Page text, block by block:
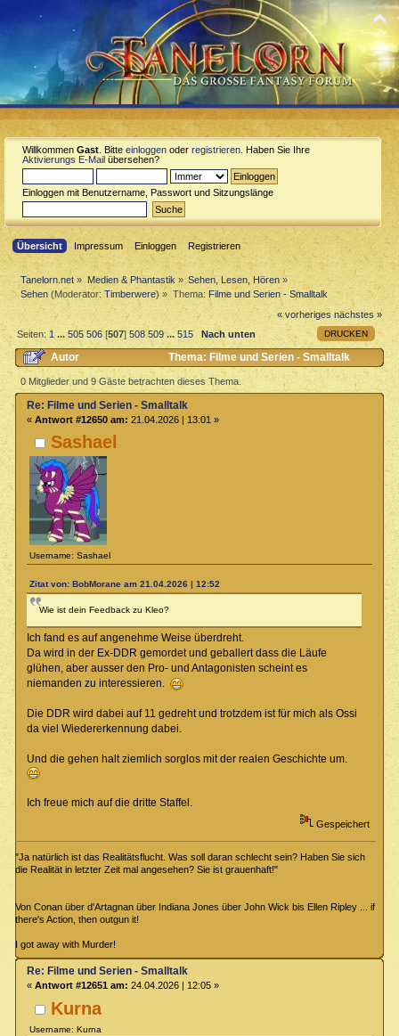
Willkommen Gast . Bitte einloggen oder registrieren . Haben Sie Ihre
Aktivierungs E-Mail übersehen?
Einloggen mit Benutzername, Passwort und Sitzungslänge
Übersicht Impressum Einloggen Registrieren
Tanelorn.net » Medien & Phantastik » Sehen, Lesen, Hören »
Sehen (Moderator:Timberwere) » Thema: Filme und Serien - Smalltalk
« vorheriges nächstes »
DRUCKEN
Seiten:1 ...505 506 [507]508 509 ...515 Nach unten
Autor
Thema: Filme und Serien - Smalltalk
(Gelesen 1618698 mal)
0 Mitglieder und 9 Gäste betrachten dieses Thema.
Sashael
Username: Sashael
Re: Filme und Serien - Smalltalk
« Antwort #12650 am: 21.04.2026 | 13:01 »
Zitat von: BobMorane am 21.04.2026 | 12:52
Wie ist dein Feedback zu Kleo?
Ich fand es auf angenehme Weise überdreht.
Da wird in der Ex-DDR gemordet und geballert dass die Läufe
glühen, aber ausser den Pro- und Antagonisten scheint es
niemanden zu interessieren.
Die DDR wird dabei auf 11 gedreht und trotzdem ist für mich als Ossi
da viel Wiedererkennung dabei.
Und die gehen halt ziemlich sorglos mit der realen Geschichte um.
Ich freue mich auf die dritte Staffel.
Gespeichert
"Ja natürlich ist das Realitätsflucht. Was soll daran schlecht sein? Haben Sie sich
die Realität in letzter Zeit mal angesehen? Sie ist grauenhaft!"
Von Conan über d'Artagnan über Indiana Jones über John Wick bis Ellen Ripley ... if
there's Action, then outgun it!
I got away with Murder!
Kurna
Username: Kurna
Re: Filme und Serien - Smalltalk
« Antwort #12651 am: 24.04.2026 | 12:05 »